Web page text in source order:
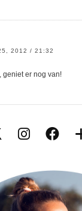
2012 / 21:32
geniet er nog van!